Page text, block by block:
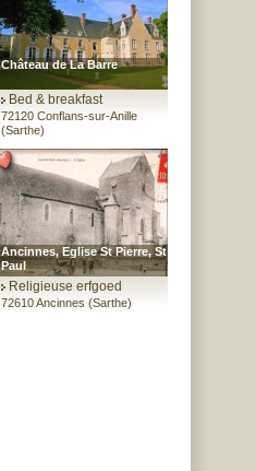
Château de La Barre
Bed & breakfast
72120 Conflans-sur-Anille
(Sarthe)
Ancinnes, Eglise St Pierre, St
Paul
Religieuse erfgoed
72610 Ancinnes (Sarthe)